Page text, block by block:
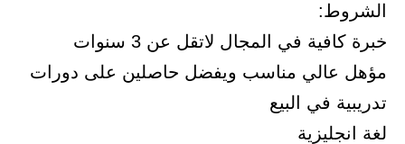
الشروط:
خبرة كافية في المجال لاتقل عن 3 سنوات
مؤهل عالي مناسب ويفضل حاصلين على دورات
تدريبية في البيع
لغة انجليزية